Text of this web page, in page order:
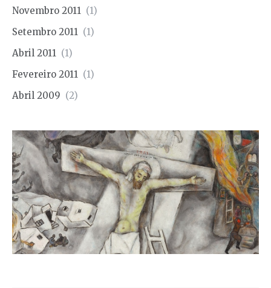
Novembro 2011 (1)
Setembro 2011 (1)
Abril 2011 (1)
Fevereiro 2011 (1)
Abril 2009 (2)